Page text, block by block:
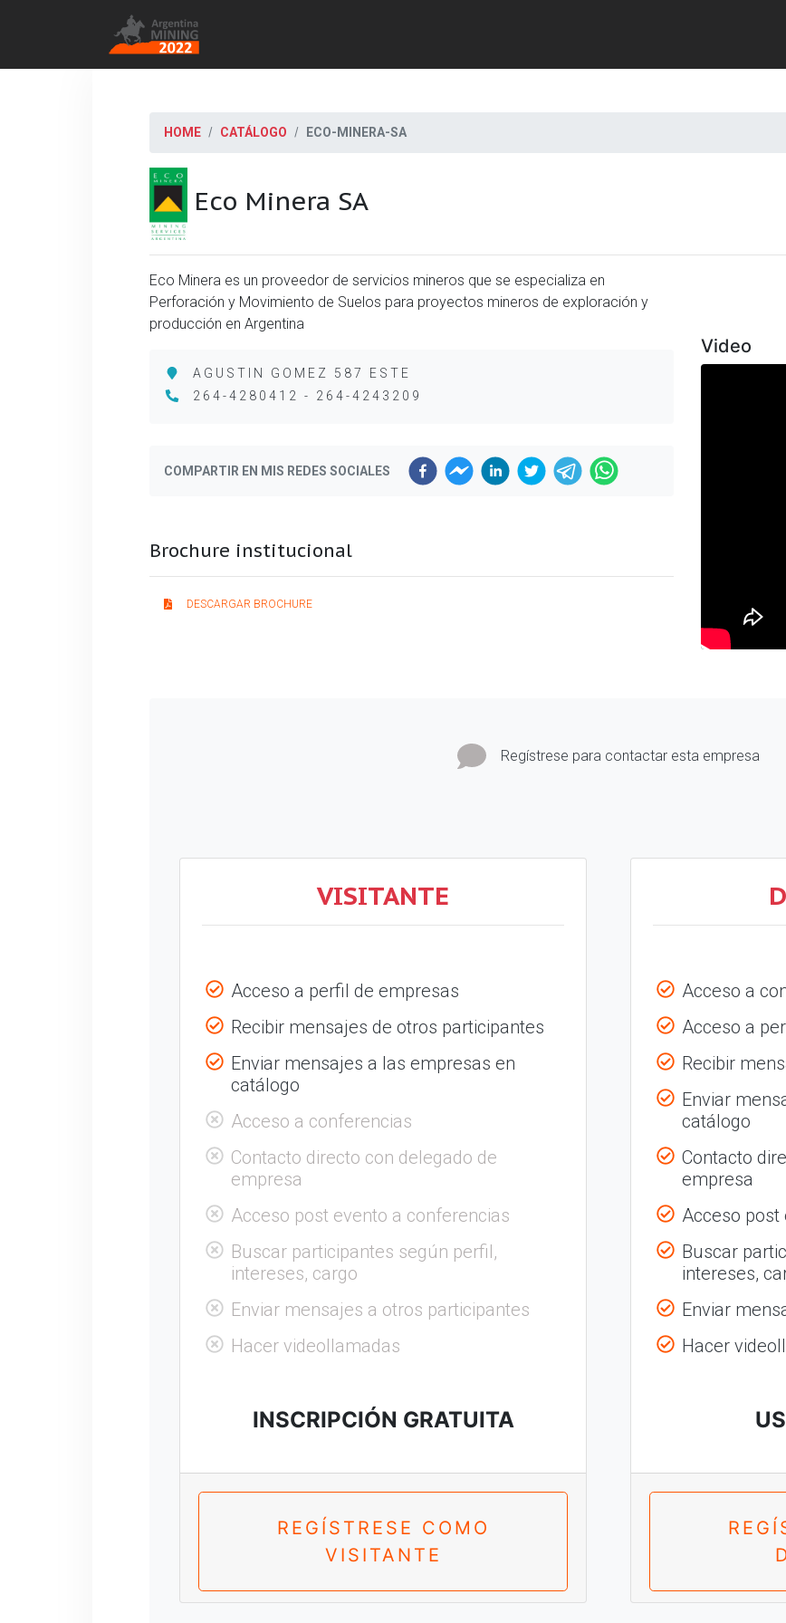
HOME CATÁLOGO ECO-MINERA-SA
Eco Minera SA
Eco Minera es un proveedor de servicios mineros que se especializa en
Perforación y Movimiento de Suelos para proyectos mineros de exploración y
producción en Argentina
AGUSTIN GOMEZ 587 ESTE
264-4280412 - 264-4243209
COMPARTIR EN MIS REDES SOCIALES
Brochure institucional
DESCARGAR BROCHURE
Video
Regístrese para contactar esta empresa
VISITANTE
Acceso a perfil de empresas
Recibir mensajes de otros participantes
Enviar mensajes a las empresas en
catálogo
Acceso a conferencias
Contacto directo con delegado de
empresa
Acceso post evento a conferencias
Buscar participantes según perfil,
intereses, cargo
Enviar mensajes a otros participantes
Hacer videollamadas
INSCRIPCIÓN GRATUITA
REGÍSTRESE COMO
VISITANTE
Acceso a
Acceso a
Recibir
Enviar
catálogo
Contacto
empresa
Acceso post
Buscar
intereses,
Enviar
Hacer